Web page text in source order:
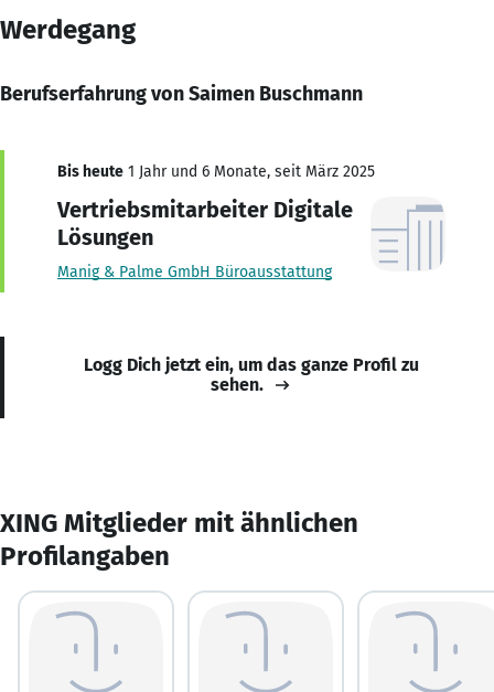
Werdegang
Berufserfahrung von Saimen Buschmann
Bis heute 1 Jahr und 6 Monate, seit März 2025
Vertriebsmitarbeiter Digitale
Lösungen
Manig & Palme GmbH Büroausstattung
Logg Dich jetzt ein, um das ganze Profil zu
sehen.
XING Mitglieder mit ähnlichen
Profilangaben